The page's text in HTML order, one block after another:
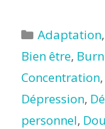
Catégories
Adaptation
Bien être,
Concentration,
Dépression,
personnel,